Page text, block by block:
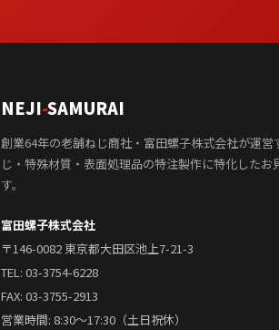
NEJI-SAMURAI
創業64年の老舗ねじ商社・富田螺子株式会社が運営
じ・特殊材質・表面処理品の特注製作に特化したお
す。
富田螺子株式会社
〒146-0082 東京都大田区池上7-21-3
TEL: 03-3754-6228
FAX: 03-3755-2913
営業時間: 8:30〜17:30（土日祝休）